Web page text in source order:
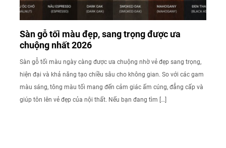
Sàn gỗ tối màu đẹp, sang trọng được ưa
chuộng nhất 2026
Sàn gỗ tối màu ngày càng được ưa chuộng nhờ vẻ đẹp sang trọng,
hiện đại và khả năng tạo chiều sâu cho không gian. So với các gam
màu sáng, tông màu tối mang đến cảm giác ấm cúng, đẳng cấp và
giúp tôn lên vẻ đẹp của nội thất. Nếu bạn đang tìm […]